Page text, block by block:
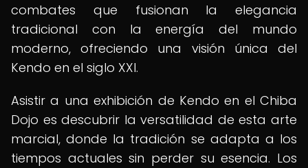
combates que fusionan la elegancia
tradicional con la energía del mundo
moderno, ofreciendo una visión única del
Kendo en el siglo XXI.
Asistir a una exhibición de Kendo en el Chiba
Dojo es descubrir la versatilidad de esta arte
marcial, donde la tradición se adapta a los
tiempos actuales sin perder su esencia. Los